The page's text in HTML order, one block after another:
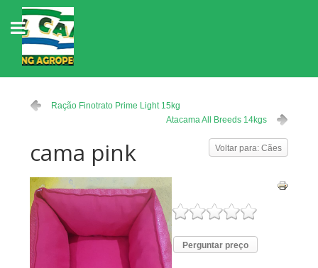
Ração Finotrato Prime Light 15kg
Atacama All Breeds 14kgs
Voltar para: Cães
cama pink
Perguntar preço